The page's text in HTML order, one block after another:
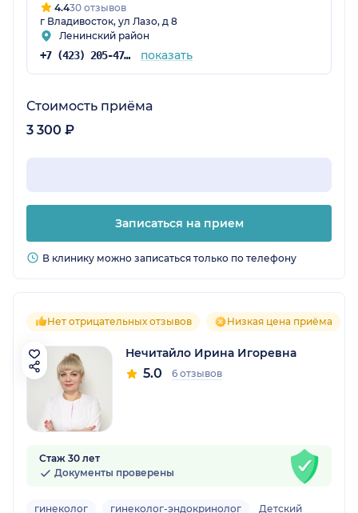
4.430 отзывов
г Владивосток, ул Лазо, д 8
Ленинский район
+7 (423) 205-47-02 показать
Стоимость приёма
3 300 ₽
Записаться на прием
В клинику можно записаться только по телефону
Нет отрицательных отзывов Низкая цена приёма
Нечитайло Ирина Игоревна
5.0 6 отзывов
Стаж 30 лет
Документы проверены
гинеколог гинеколог-эндокринолог Детский